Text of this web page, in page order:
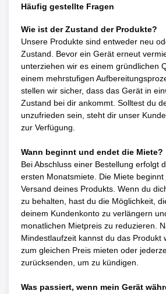
Häufig gestellte Fragen
Wie ist der Zustand der Produkte?
Unsere Produkte sind entweder neu
Zustand. Bevor ein Gerät erneut
unterziehen wir es einem gründlichen
einem mehrstufigen
stellen wir sicher, dass das Gerät in
Zustand bei dir ankommt. Solltest du
unzufrieden sein, steht dir unser
zur Verfügung.
Wann beginnt und endet die Miete?
Bei Abschluss einer Bestellung erfolgt
ersten Monatsmiete. Die Miete
Versand deines Produkts. Wenn du
zu behalten, hast du die Möglichkeit,
deinem Kundenkonto zu verlängern
monatlichen Mietpreis zu reduzieren.
Mindestlaufzeit kannst du das Produkt
zum gleichen Preis mieten oder
zurücksenden, um zu kündigen.
Was passiert, wenn mein Gerät